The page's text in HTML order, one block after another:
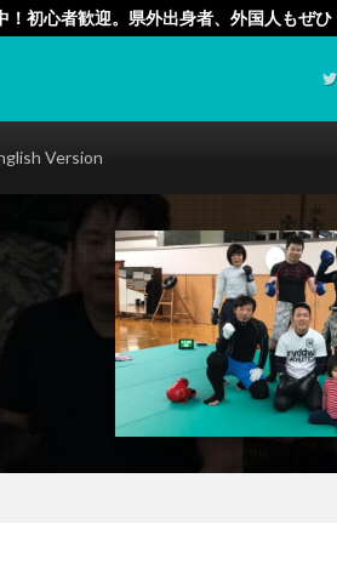
初心者歓迎。県外出身者、外国人もぜ
Version